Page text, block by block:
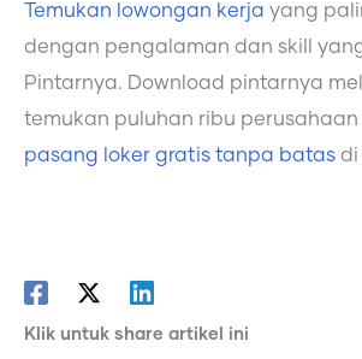
Temukan lowongan kerja yang
dengan pengalaman dan skill
Pintarnya. Download pintarnya
temukan puluhan ribu
pasang loker gratis tanpa batas di
Klik untuk share artikel ini